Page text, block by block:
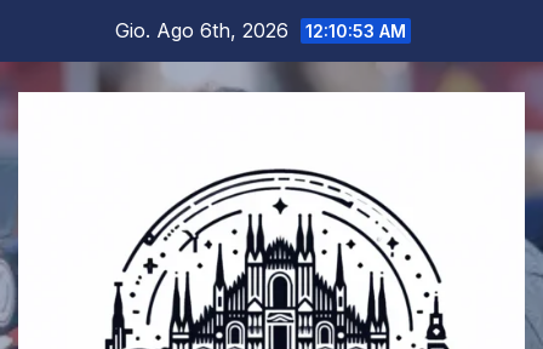
contenuto
Gio. Ago 6th, 2026 12:10:54 AM